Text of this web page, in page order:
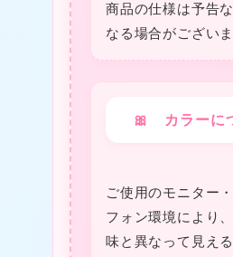
商品の仕様は予告
なる場合がございま
🎀 カラーに
ご使用のモニター
フォン環境により
味と異なって見え
❤